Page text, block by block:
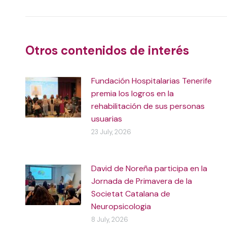
Otros contenidos de interés
Fundación Hospitalarias Tenerife
premia los logros en la
rehabilitación de sus personas
usuarias
23 July, 2026
David de Noreña participa en la
Jornada de Primavera de la
Societat Catalana de
Neuropsicologia
8 July, 2026